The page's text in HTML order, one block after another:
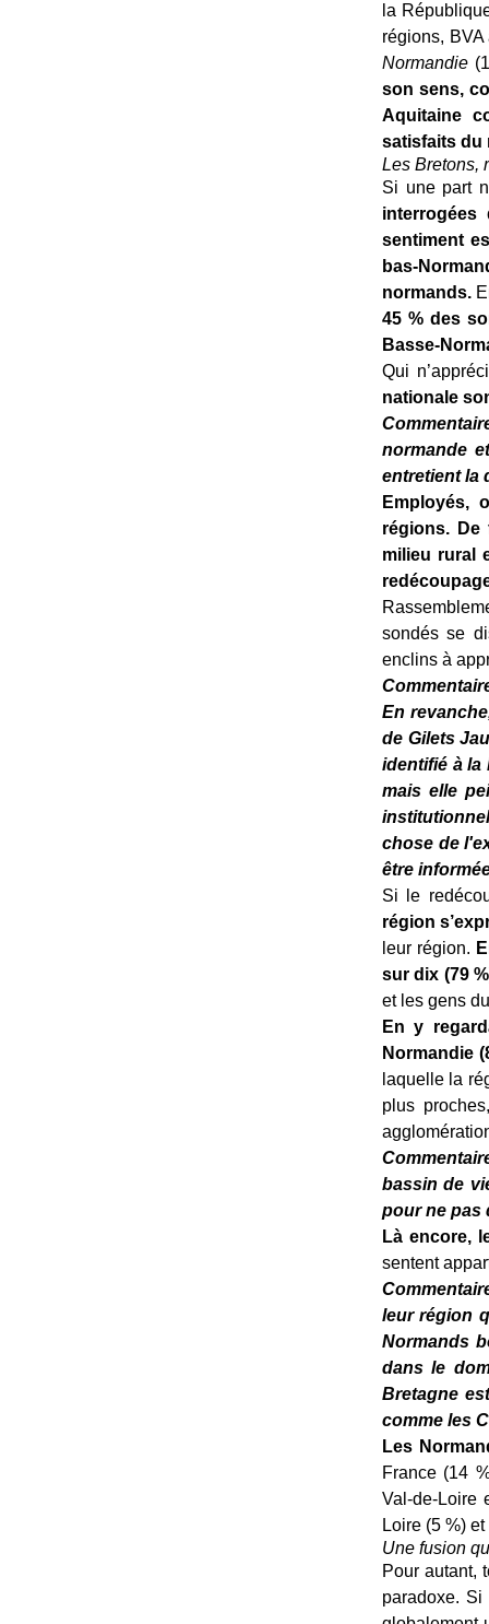
la
régions,
Normandie
son sens,
Aquitaine
satisfaits du
Les Bretons,
Si une part
sentiment
bas-
normands.
45 % des
Basse-
Qui
nationale
normande
entretient la
Employés,
régions. De
milieu rural
sondés se
enclins à
En
de Gilets
identifié à la
mais elle
chose de
être
Si le
région
leur région.
sur dix (79
et les gens
En y
Normandie
laquelle la
plus
bassin de
pour ne pas
Là encore,
sentent
leur région
Normands
dans le
Bretagne
comme les
Les
France (14
Val-de-Loire
Loire (5 %)
Une fusion
Pour autant,
paradoxe. Si